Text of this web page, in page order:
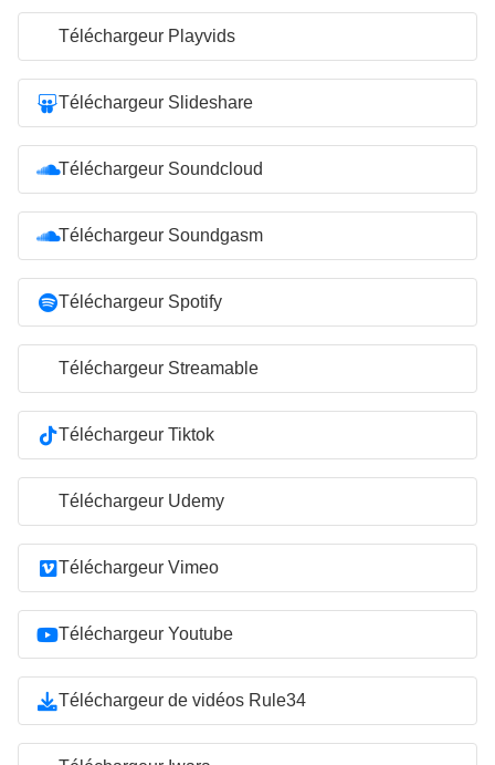
Téléchargeur Playvids
Téléchargeur Slideshare
Téléchargeur Soundcloud
Téléchargeur Soundgasm
Téléchargeur Spotify
Téléchargeur Streamable
Téléchargeur Tiktok
Téléchargeur Udemy
Téléchargeur Vimeo
Téléchargeur Youtube
Téléchargeur de vidéos Rule34